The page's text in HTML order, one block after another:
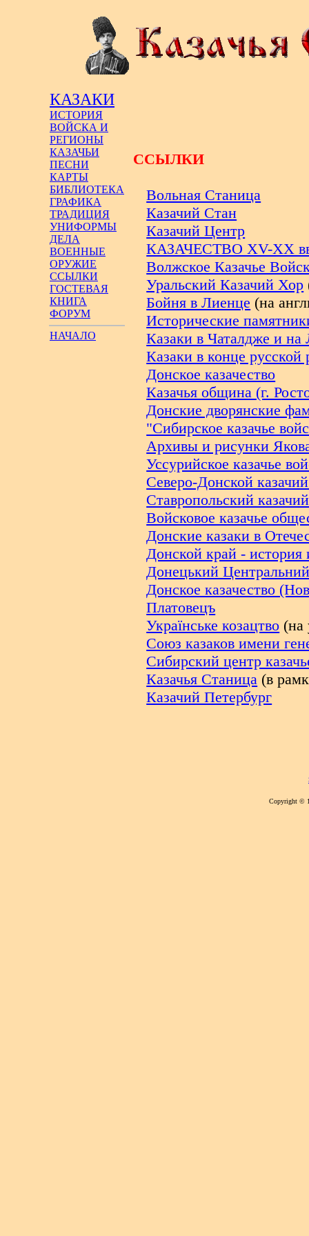
КАЗАКИ
ИСТОРИЯ
ВОЙСКА И
РЕГИОНЫ
КАЗАЧЬИ
ПЕСНИ
КАРТЫ
БИБЛИОТЕКА
ГРАФИКА
ТРАДИЦИЯ
УНИФОРМЫ
ДЕЛА
ВОЕННЫЕ
ОРУЖИЕ
ССЫЛКИ
ГОСТЕВАЯ
КНИГА
ФОРУМ
НАЧАЛО
ССЫЛКИ
Вольная Станица
Казачий Стан
Казачий Центр
КАЗАЧЕСТВО XV-XX
Волжское Казачье
Уральский Казачий Хор
Бойня в Лиенце (на
Исторические
Казаки в Чаталдже и на
Казаки в конце
Донское казачество
Казачья община (г.
Донские дворянские
"Сибирское казачье
Архивы и рисунки
Уссурийское казачье
Северо-Донской
Ставропольский
Войсковое казачье
Донские казаки в
Донской край - история
Донецький
Донское казачество
Платовецъ
Українське козацтво (на
Союз казаков имени
Сибирский центр
Казачья Станица (в
Казачий Петербург
Copyright ©